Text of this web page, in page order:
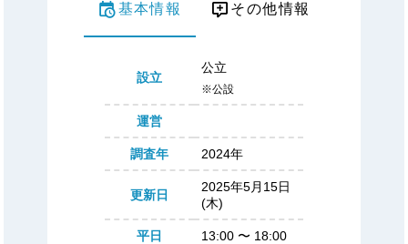
基本情報 その他情報
設立
公立
※公設
運営
調査年 2024年
更新日
2025年5月15日
(木)
平日 13:00 〜 18:00